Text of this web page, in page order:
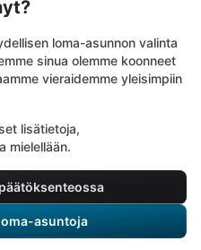
loma-asunnon valinta
sinua olemme koonneet
vieraidemme yleisimpiin
lisätietoja,
mielellään.
asuntoja